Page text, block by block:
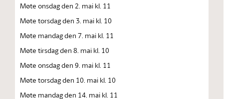
Møte onsdag den 2. mai kl. 11
Møte torsdag den 3. mai kl. 10
Møte mandag den 7. mai kl. 11
Møte tirsdag den 8. mai kl. 10
Møte onsdag den 9. mai kl. 11
Møte torsdag den 10. mai kl. 10
Møte mandag den 14. mai kl. 11